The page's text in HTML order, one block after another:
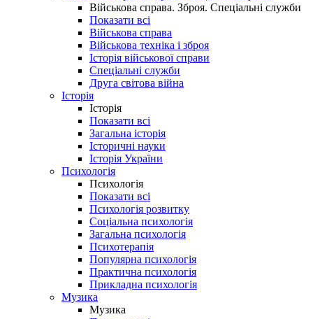
Військова справа. Зброя. Спеціальні служби
Показати всі
Військова справа
Військова техніка і зброя
Історія військової справи
Спеціальні служби
Друга світова війна
Історія
Історія
Показати всі
Загальна історія
Історичні науки
Історія України
Психологія
Психологія
Показати всі
Психологія розвитку
Соціальна психологія
Загальна психологія
Психотерапія
Популярна психологія
Практична психологія
Прикладна психологія
Музика
Музика